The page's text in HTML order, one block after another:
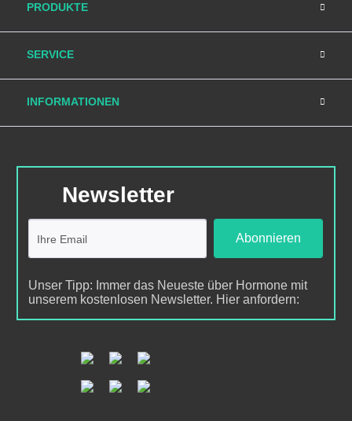
PRODUKTE
SERVICE
INFORMATIONEN
Newsletter
Abonnieren
Unser Tipp: Immer das Neueste über Hormone mit
unserem kostenlosen Newsletter. Hier anfordern: